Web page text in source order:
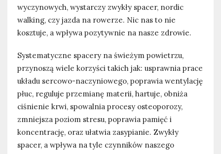
wyczynowych, wystarczy zwykły spacer, nordic
walking, czy jazda na rowerze. Nic nas to nie
kosztuje, a wpływa pozytywnie na nasze zdrowie.
Systematyczne spacery na świeżym powietrzu,
przynoszą wiele korzyści takich jak: usprawnia prace
układu sercowo-naczyniowego, poprawia wentylację
płuc, reguluje przemianę materii, hartuje, obniża
ciśnienie krwi, spowalnia procesy osteoporozy,
zmniejsza poziom stresu, poprawia pamięć i
koncentrację, oraz ułatwia zasypianie. Zwykły
spacer, a wpływa na tyle czynników naszego